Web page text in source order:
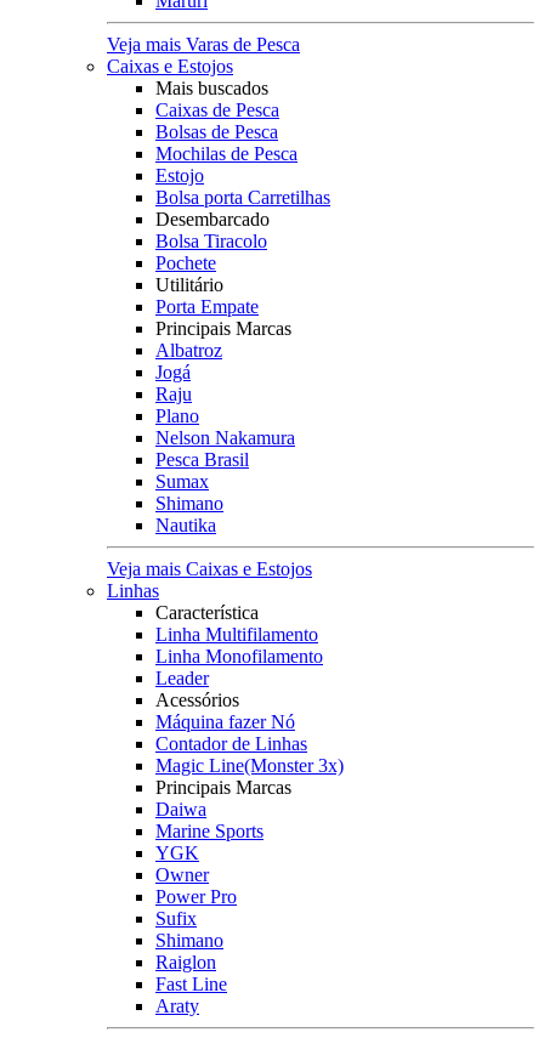
Veja mais Varas de Pesca
Caixas e Estojos
Mais buscados
Caixas de Pesca
Bolsas de Pesca
Mochilas de Pesca
Estojo
Bolsa porta Carretilhas
Desembarcado
Bolsa Tiracolo
Pochete
Utilitário
Porta Empate
Principais Marcas
Albatroz
Jogá
Raju
Plano
Nelson Nakamura
Pesca Brasil
Sumax
Shimano
Nautika
Veja mais Caixas e Estojos
Linhas
Característica
Linha Multifilamento
Linha Monofilamento
Leader
Acessórios
Máquina fazer Nó
Contador de Linhas
Magic Line(Monster 3x)
Principais Marcas
Daiwa
Marine Sports
YGK
Owner
Power Pro
Sufix
Shimano
Raiglon
Fast Line
Araty